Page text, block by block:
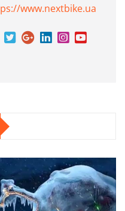
www.nextbike.ua